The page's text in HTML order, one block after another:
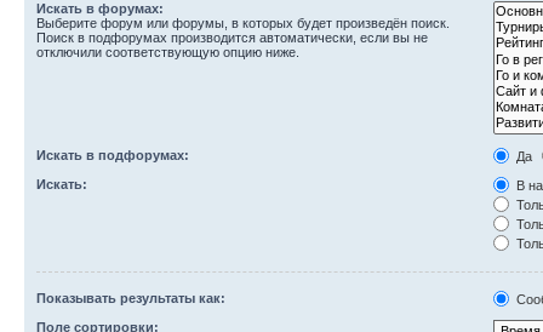
Искать в форумах:
Выберите форум или форумы, в которых будет произведён поиск.
Поиск в подфорумах производится автоматически, если вы не
отключили соответствующую опцию ниже.
Искать в подфорумах:
Да
Искать:
В
Показывать результаты как:
Поле сортировки: